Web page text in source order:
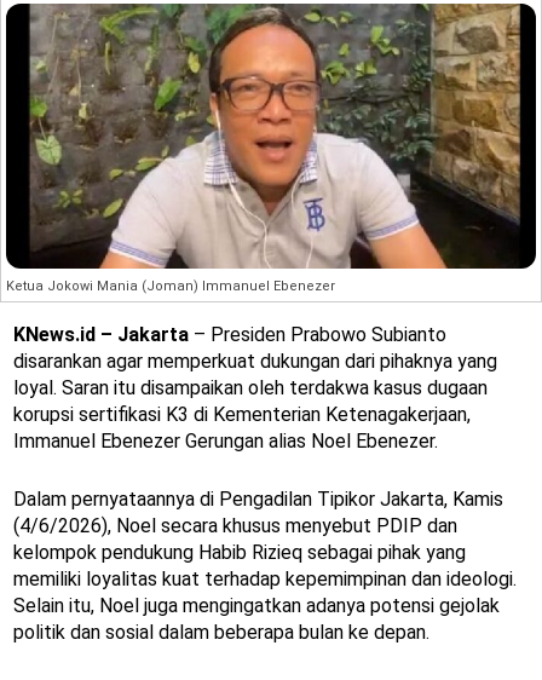
Ketua Jokowi Mania (Joman) Immanuel Ebenezer
KNews.id – Jakarta – Presiden Prabowo Subianto
disarankan agar memperkuat dukungan dari pihaknya yang
loyal. Saran itu disampaikan oleh terdakwa kasus dugaan
korupsi sertifikasi K3 di Kementerian Ketenagakerjaan,
Immanuel Ebenezer Gerungan alias Noel Ebenezer.
Dalam pernyataannya di Pengadilan Tipikor Jakarta, Kamis
(4/6/2026), Noel secara khusus menyebut PDIP dan
kelompok pendukung Habib Rizieq sebagai pihak yang
memiliki loyalitas kuat terhadap kepemimpinan dan ideologi.
Selain itu, Noel juga mengingatkan adanya potensi gejolak
politik dan sosial dalam beberapa bulan ke depan.